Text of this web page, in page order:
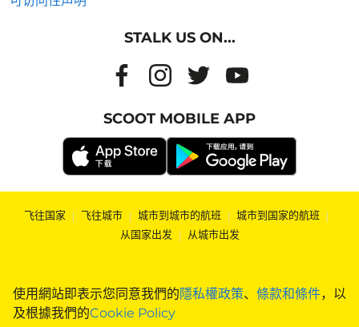
使用網站即表示您同意我們的隱私權政策、 條款和條件，以
及根據我們的Cookie Policy
STALK US ON...
SCOOT MOBILE APP
飞往国家 | 飞往城市 | 城市到城市的航班 | 城市到国家的航班 |
从国家出发 | 从城市出发